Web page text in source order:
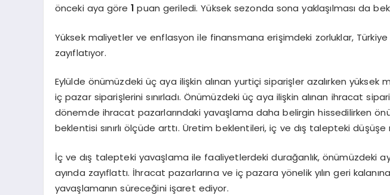
önceki aya göre1 puan geriledi. Yüksek sezonda sona yaklaşılması da
Yüksek maliyetler ve enflasyon ile finansmana erişimdeki zorluklar,
zayıflatıyor.
Eylülde önümüzdeki üç aya ilişkin alınan yurtiçi siparişler azalırken yüksek
iç pazar siparişlerini sınırladı. Önümüzdeki üç aya ilişkin alınan ihracat
dönemde ihracat pazarlarındaki yavaşlama daha belirgin hissedilirken
beklentisi sınırlı ölçüde arttı. Üretim beklentileri, iç ve dış talepteki düşüşe
İç ve dış talepteki yavaşlama ile faaliyetlerdeki durağanlık, önümüzdeki
ayında zayıflattı. İhracat pazarlarına ve iç pazara yönelik yılın geri
yavaşlamanın süreceğini işaret ediyor.